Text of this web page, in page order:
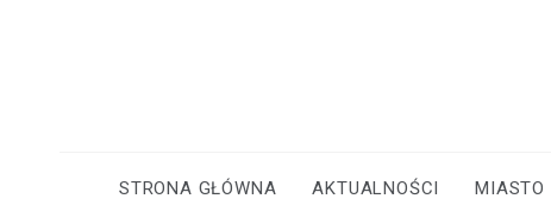
STRONA GŁÓWNA AKTUALNOŚCI MIASTO